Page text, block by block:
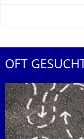
OFT GESUCHT